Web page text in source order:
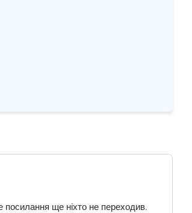
посилання ще ніхто не переходив.